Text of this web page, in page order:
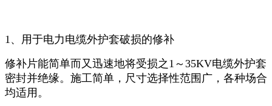
1、用于电力电缆外护套破损的修补
修补片能简单而又迅速地将受损之1～35KV电缆外护套
密封并绝缘。施工简单，尺寸选择性范围广，各种场合
均适用。